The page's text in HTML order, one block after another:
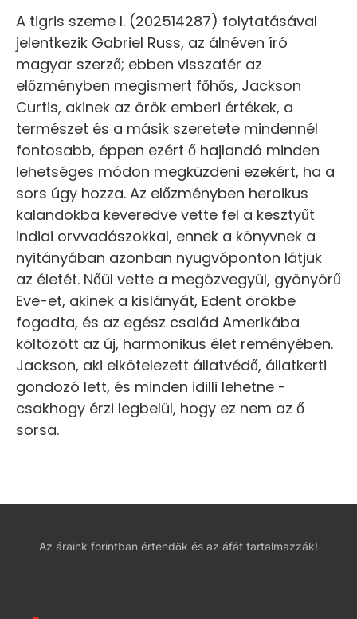
A tigris szeme I. (202514287) folytatásával
jelentkezik Gabriel Russ, az álnéven író
magyar szerző; ebben visszatér az
előzményben megismert főhős, Jackson
Curtis, akinek az örök emberi értékek, a
természet és a másik szeretete mindennél
fontosabb, éppen ezért ő hajlandó minden
lehetséges módon megküzdeni ezekért, ha a
sors úgy hozza. Az előzményben heroikus
kalandokba keveredve vette fel a kesztyűt
indiai orvvadászokkal, ennek a könyvnek a
nyitányában azonban nyugvóponton látjuk
az életét. Nőül vette a megözvegyül, gyönyörű
Eve-et, akinek a kislányát, Edent örökbe
fogadta, és az egész család Amerikába
költözött az új, harmonikus élet reményében.
Jackson, aki elkötelezett állatvédő, állatkerti
gondozó lett, és minden idilli lehetne -
csakhogy érzi legbelül, hogy ez nem az ő
sorsa.
Az áraink forintban értendők és az áfát tartalmazzák!